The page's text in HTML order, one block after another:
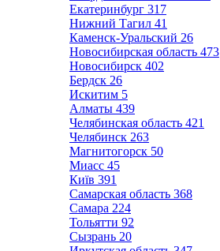
Екатеринбург 317
Нижний Тагил 41
Каменск-Уральский 26
Новосибирская область 473
Новосибирск 402
Бердск 26
Искитим 5
Алматы 439
Челябинская область 421
Челябинск 263
Магнитогорск 50
Миасс 45
Київ 391
Самарская область 368
Самара 224
Тольятти 92
Сызрань 20